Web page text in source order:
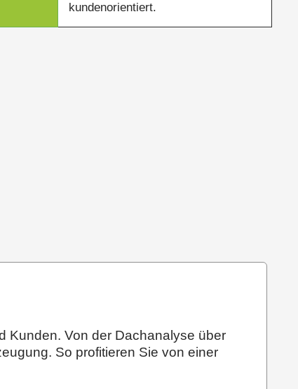
kundenorientiert.
Kunden. Von der Dachanalyse über
So profitieren Sie von einer